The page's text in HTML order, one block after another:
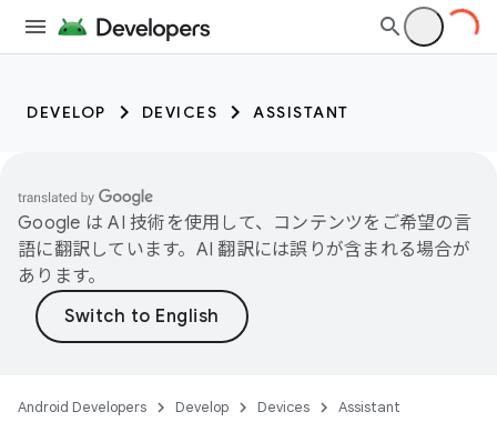
DEVELOP DEVICES ASSISTANT
Google は AI 技術を使用して、コンテンツをご希望の言
語に翻訳しています。AI 翻訳には誤りが含まれる場合が
あります。
Android Developers Develop Devices Assistant